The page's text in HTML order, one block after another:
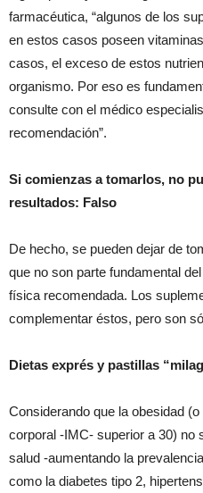
farmacéutica, “algunos de los
en estos casos poseen
casos, el exceso de estos
organismo. Por eso es
consulte con el médico
recomendación”.
Si comienzas a tomarlos, no
resultados: Falso
De hecho, se pueden dejar de
que no son parte fundamental
física recomendada. Los
complementar éstos, pero son
Dietas exprés y pastillas
Considerando que la obesidad
corporal -IMC- superior a 30) no
salud -aumentando la
como la diabetes tipo 2,